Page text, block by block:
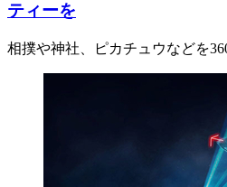
ティーを
相撲や神社、ピカチュウなどを